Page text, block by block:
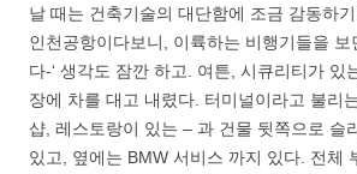
날 때는 건축기술의 대단함에 조금 감동하
인천공항이다보니, 이륙하는 비행기들을 보
다-‘ 생각도 잠깐 하고. 여튼, 시큐리티가 있
장에 차를 대고 내렸다. 터미널이라고 불리
샵, 레스토랑이 있는 – 과 건물 뒷쪽으로 슬
있고, 옆에는 BMW 서비스 까지 있다. 전체